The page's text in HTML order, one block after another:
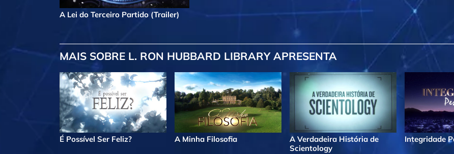
A Lei do Terceiro Partido (Trailer)
MAIS SOBRE L. RON HUBBARD LIBRARY APRESENTA
É Possível Ser Feliz? A Minha Filosofia
A Verdadeira História de
Scientology
Integridade